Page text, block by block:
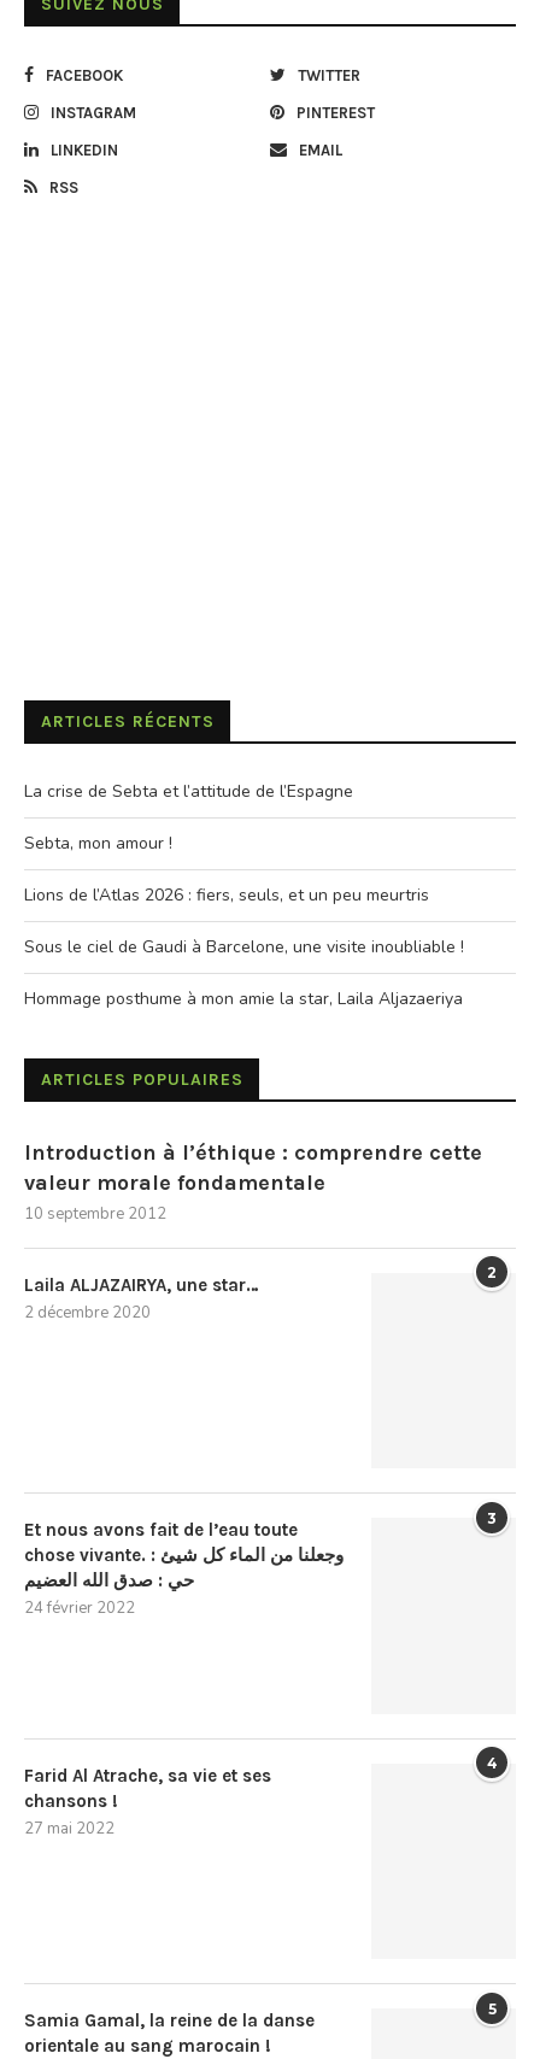
FACEBOOK TWITTER
INSTAGRAM PINTEREST
LINKEDIN EMAIL
RSS
ARTICLES RÉCENTS
La crise de Sebta et l’attitude de l’Espagne
Sebta, mon amour !
Lions de l’Atlas 2026 : fiers, seuls, et un peu meurtris
Sous le ciel de Gaudi à Barcelone, une visite inoubliable !
Hommage posthume à mon amie la star, Laila Aljazaeriya
ARTICLES POPULAIRES
Introduction à l’éthique : comprendre cette
valeur morale fondamentale
10 septembre 2012
2
Laila ALJAZAIRYA, une star…
2 décembre 2020
3
Et nous avons fait de l’eau toute
chose vivante. : وجعلنا من الماء كل شيئ
حي : صدق الله العضيم
24 février 2022
4
Farid Al Atrache, sa vie et ses
chansons !
27 mai 2022
5
Samia Gamal, la reine de la danse
orientale au sang marocain !